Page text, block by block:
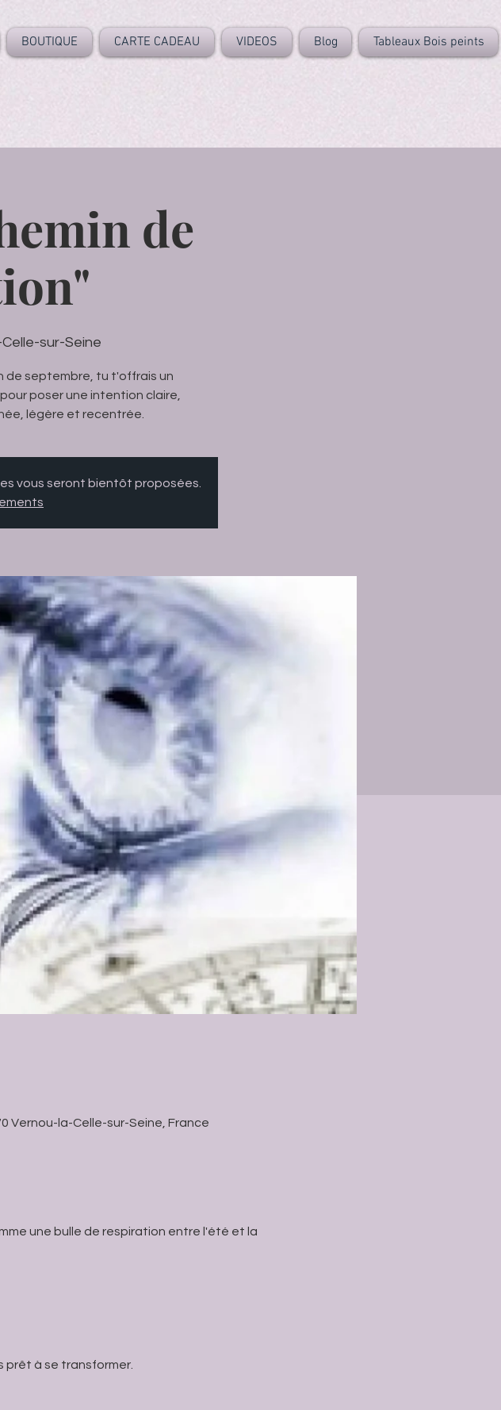
BOUTIQUE CARTE CADEAU VIDEOS Blog Tableaux Bois peints
de
sur-Seine
de septembre, tu t'offrais un
poser une intention claire,
légère et recentrée.
vous seront bientôt proposées.
Vernou-la-Celle-sur-Seine, France
une bulle de respiration entre l'été et la
prêt à se transformer.